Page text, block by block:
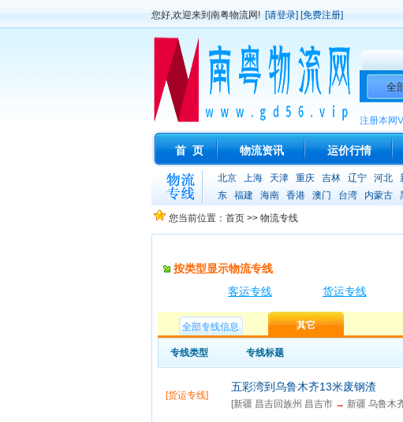
您好,欢迎来到南粤物流网! [请登录] [免费注册]
注册本网
首 页 物流资讯 运价行情
北京 上海 天津 重庆 吉林 辽宁 河北
东
福建 海南 香港 澳门 台湾 内蒙古
您当前位置：首页 >> 物流专线
按类型显示物流专线
客运专线
货运专线
全部专线信息 其它
专线类型 专线标题
[货运专线]
五彩湾到乌鲁木齐13米废钢渣
[新疆 昌吉回族州 昌吉市 → 新疆 乌鲁木